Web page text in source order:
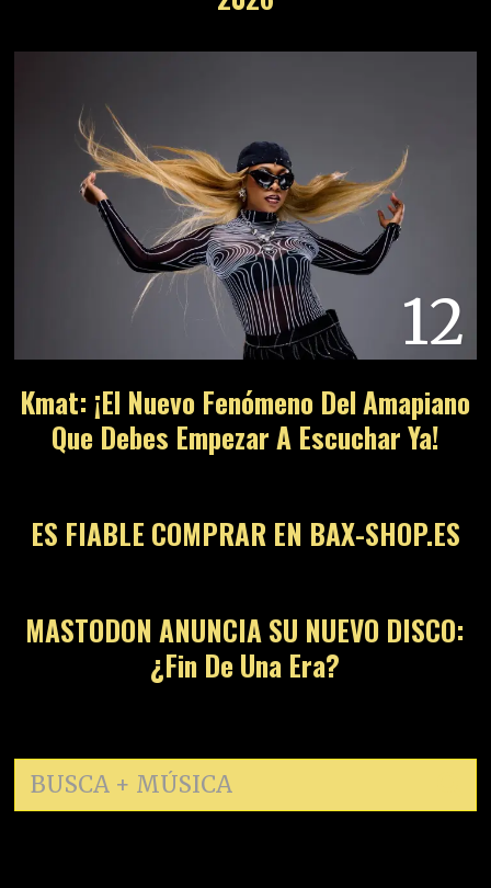
12
Kmat: ¡El Nuevo Fenómeno Del Amapiano
Que Debes Empezar A Escuchar Ya!
13
ES FIABLE COMPRAR EN BAX-SHOP.ES
14
MASTODON ANUNCIA SU NUEVO DISCO:
¿Fin De Una Era?